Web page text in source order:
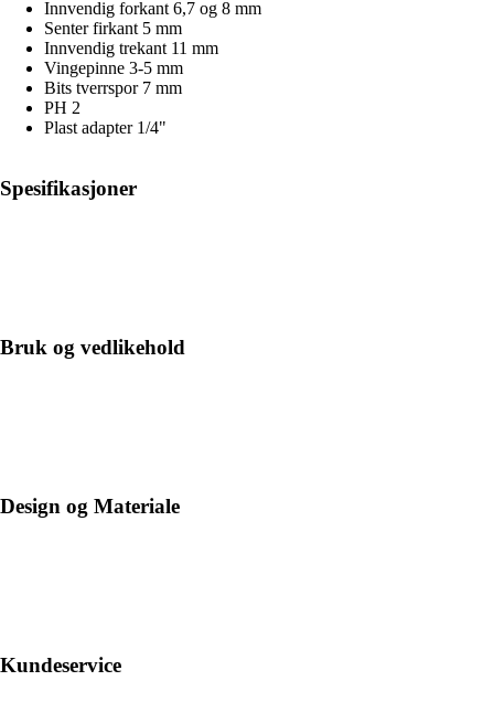
Innvendig forkant 6,7 og 8 mm
Senter firkant 5 mm
Innvendig trekant 11 mm
Vingepinne 3-5 mm
Bits tverrspor 7 mm
PH 2
Plast adapter 1/4"
Spesifikasjoner
Bruk og vedlikehold
Design og Materiale
Kundeservice